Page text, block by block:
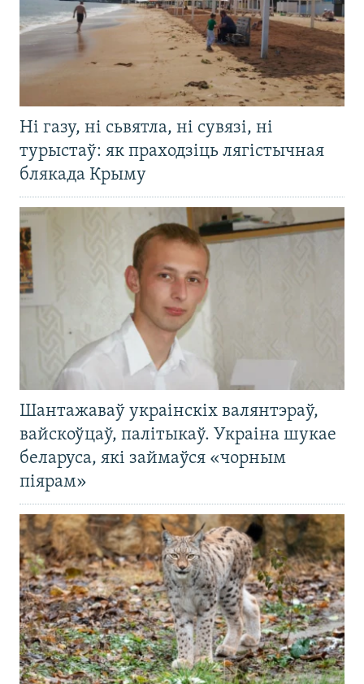
Ні газу, ні сьвятла, ні сувязі, ні
турыстаў: як праходзіць лягістычная
блякада Крыму
Шантажаваў украінскіх валянтэраў,
вайскоўцаў, палітыкаў. Украіна шукае
беларуса, які займаўся «чорным
піярам»